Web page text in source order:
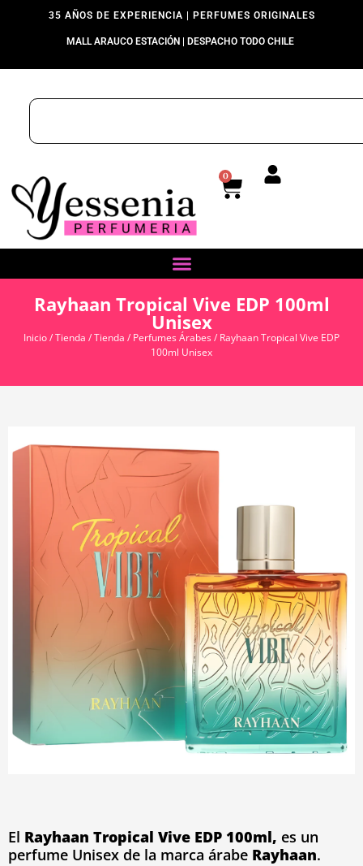
35 AÑOS DE EXPERIENCIA | PERFUMES ORIGINALES
MALL ARAUCO ESTACIÓN | DESPACHO TODO CHILE
0
Rayhaan Tropical Vive EDP 100ml
Unisex
Inicio/Tienda /Tienda / Perfumes Árabes/ Rayhaan Tropical Vive EDP
100ml Unisex
El Rayhaan Tropical Vive EDP 100ml, es un
perfume Unisex de la marca árabe Rayhaan.